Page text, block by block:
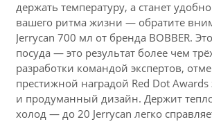
держать температуру, а станет
вашего ритма жизни — обратите
Jerrycan 700 мл от бренда BOBBER.
посуда — это результат более чем
разработки командой экспертов,
престижной наградой Red Dot
и продуманный дизайн. Держит
холод — до 20 Jerrycan легко